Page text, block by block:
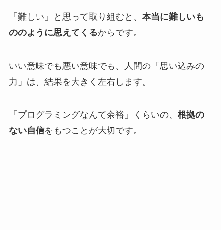
「難しい」と思って取り組むと、 本当に難しいも
ののように思えてくるからです。
いい意味でも悪い意味でも、人間の「思い込みの
力」は、結果を大きく左右します。
「プログラミングなんて余裕」くらいの、 根拠の
ない自信をもつことが大切です。